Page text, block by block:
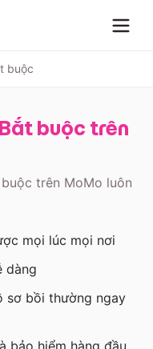
buộc
buộc trên
trên MoMo luôn
mọi lúc mọi nơi
dàng
sơ bồi thường ngay
bảo hiểm hàng đầu